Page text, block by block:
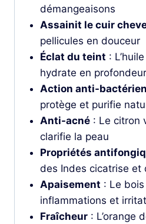
démangeaisons
Assainit le cuir
pellicules en douceur
Éclat du teint :
hydrate en profondeur
Action anti-
protège et purifie
Anti-acné: Le citron
clarifie la peau
Propriétés
des Indes cicatrise et
Apaisement : Le
inflammations et
Fraîcheur: L’orange